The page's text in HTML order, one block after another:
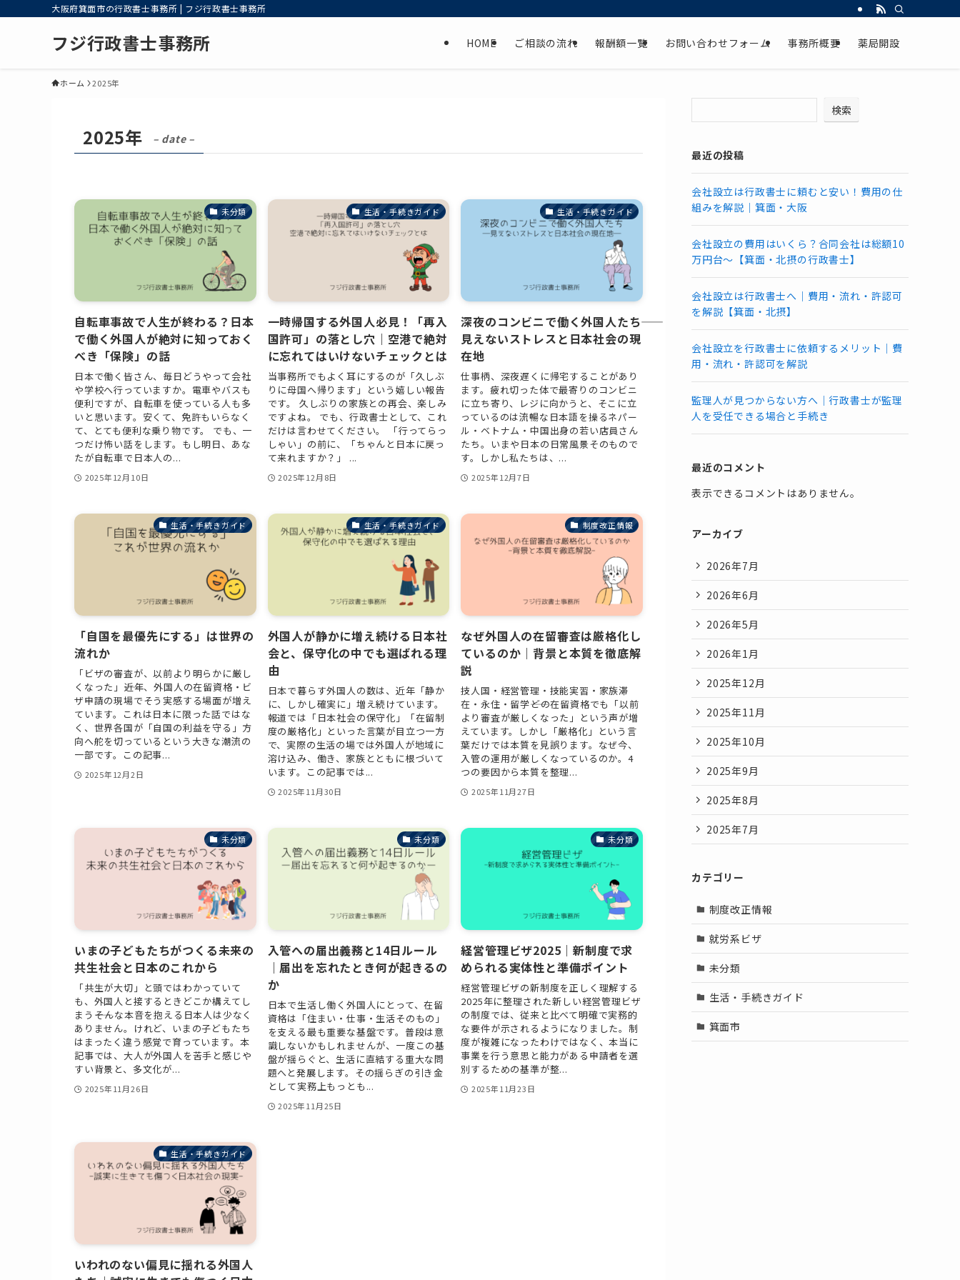
大阪府箕面市の行政書士事務所 | フジ行政書士事務所
フジ行政書士事務所 HOME ご相談の流れ 報酬額一覧 お問い合わせフォーム 事務所概要 薬局開設
ホーム 2025年
2025年 – date –
未分類
自転車事故で人生が終わる？日本
で働く外国人が絶対に知っておく
べき「保険」の話
日本で働く皆さん、毎日どうやって会社
や学校へ行っていますか。電車やバスも
便利ですが、自転車を使っている人も多
いと思います。安くて、免許もいらなく
て、とても便利な乗り物です。 でも、一
つだけ怖い話をします。もし明日、あな
たが自転車で日本人の...
2025年12月10日
生活・手続きガイド
一時帰国する外国人必見！「再入
国許可」の落とし穴｜空港で絶対
に忘れてはいけないチェックとは
当事務所でもよく耳にするのが「久しぶ
りに母国へ帰ります」という嬉しい報告
です。 久しぶりの家族との再会、楽しみ
ですよね。 でも、行政書士として、これ
だけは言わせてください。 「行ってらっ
しゃい」の前に、「ちゃんと日本に戻っ
て来れますか？」 ...
2025年12月8日
生活・手続きガイド
深夜のコンビニで働く外国人たち――
見えないストレスと日本社会の現
在地
仕事柄、深夜遅くに帰宅することがあり
ます。疲れ切った体で最寄りのコンビニ
に立ち寄り、レジに向かうと、そこに立
っているのは流暢な日本語を操るネパー
ル・ベトナム・中国出身の若い店員さん
たち。いまや日本の日常風景そのもので
す。しかし私たちは、...
2025年12月7日
生活・手続きガイド
「自国を最優先にする」は世界の
流れか
「ビザの審査が、以前より明らかに厳し
くなった」――近年、外国人の在留資格・ビ
ザ申請の現場でそう実感する場面が増え
ています。これは日本に限った話ではな
く、世界各国が「自国の利益を守る」方
向へ舵を切っているという大きな潮流の
一部です。この記事...
2025年12月2日
生活・手続きガイド
外国人が静かに増え続ける日本社
会と、保守化の中でも選ばれる理
由
日本で暮らす外国人の数は、近年「静か
に、しかし確実に」増え続けています。
報道では「日本社会の保守化」「在留制
度の厳格化」といった言葉が目立つ一方
で、実際の生活の場では外国人が地域に
溶け込み、働き、家族とともに根づいて
います。この記事では...
2025年11月30日
制度改正情報
なぜ外国人の在留審査は厳格化し
ているのか｜背景と本質を徹底解
説
技人国・経営管理・技能実習・家族滞
在・永住・留学――どの在留資格でも「以前
より審査が厳しくなった」という声が増
えています。しかし「厳格化」という言
葉だけでは本質を見誤ります。なぜ今、
入管の運用が厳しくなっているのか。4
つの要因から本質を整理...
2025年11月27日
未分類
いまの子どもたちがつくる未来の
共生社会と日本のこれから
「共生が大切」と頭ではわかっていて
も、外国人と接するときどこか構えてし
まう――そんな本音を抱える日本人は少なく
ありません。けれど、いまの子どもたち
はまったく違う感覚で育っています。本
記事では、大人が外国人を苦手と感じや
すい背景と、多文化が...
2025年11月26日
未分類
入管への届出義務と14日ルール
｜届出を忘れたとき何が起きるの
か
日本で生活し働く外国人にとって、在留
資格は「住まい・仕事・生活そのもの」
を支える最も重要な基盤です。普段は意
識しないかもしれませんが、一度この基
盤が揺らぐと、生活に直結する重大な問
題へと発展します。その揺らぎの引き金
として実務上もっとも...
2025年11月25日
未分類
経営管理ビザ2025｜新制度で求
められる実体性と準備ポイント
経営管理ビザの新制度を正しく理解する
2025年に整理された新しい経営管理ビザ
の制度では、従来と比べて明確で実務的
な要件が示されるようになりました。制
度が複雑になったわけではなく、本当に
事業を行う意思と能力がある申請者を選
別するための基準が整...
2025年11月23日
生活・手続きガイド
いわれのない偏見に揺れる外国人
検索
最近の投稿
会社設立は行政書士に頼むと安い！費用の仕
組みを解説｜箕面・大阪
会社設立の費用はいくら？合同会社は総額10
万円台～【箕面・北摂の行政書士】
会社設立は行政書士へ｜費用・流れ・許認可
を解説【箕面・北摂】
会社設立を行政書士に依頼するメリット｜費
用・流れ・許認可を解説
監理人が見つからない方へ｜行政書士が監理
人を受任できる場合と手続き
最近のコメント
表示できるコメントはありません。
アーカイブ
2026年7月
2026年6月
2026年5月
2026年1月
2025年12月
2025年11月
2025年10月
2025年9月
2025年8月
2025年7月
カテゴリー
制度改正情報
就労系ビザ
未分類
生活・手続きガイド
箕面市